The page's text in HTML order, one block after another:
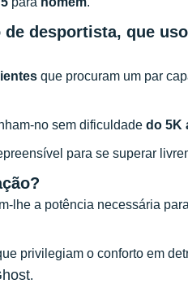
desportista, que
que procuram um par
no sem dificuldade do 5K
para se superar
lhe a potência necessária
privilegiam o conforto em
.